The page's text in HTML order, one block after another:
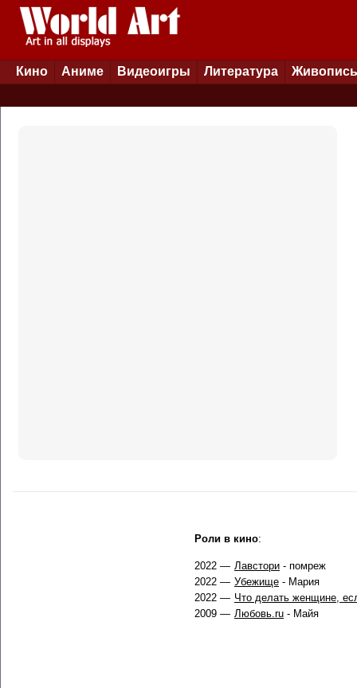
Кино Аниме Видеоигры Литература Живопись
Роли в кино:
2022 — Лавстори - помреж
2022 — Убежище - Мария
2022 — Что делать женщине,
2009 — Любовь.ru - Майя